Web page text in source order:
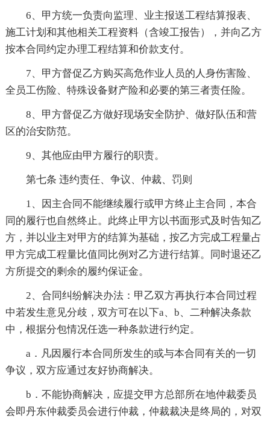
6、甲方统一负责向监理、业主报送工程结算报表、
施工计划和其他相关工程资料（含竣工报告），并向乙方
按本合同约定办理工程结算和价款支付。
7、甲方督促乙方购买高危作业人员的人身伤害险、
全员工伤险、特殊设备财产险和必要的第三者责任险。
8、甲方督促乙方做好现场安全防护、做好队伍和营
区的治安防范。
9、其他应由甲方履行的职责。
第七条 违约责任、争议、仲裁、罚则
1、因主合同不能继续履行或甲方终止主合同，本合
同的履行也自然终止。此终止甲方以书面形式及时告知乙
方，并以业主对甲方的结算为基础，按乙方完成工程量占
甲方完成工程量比值同比例对乙方进行结算。同时退还乙
方所提交的剩余的履约保证金。
2、合同纠纷解决办法：甲乙双方再执行本合同过程
中若发生意见分歧，双方可在以下a、b、二种解决条款
中，根据分包情况任选一种条款进行约定。
a．凡因履行本合同所发生的或与本合同有关的一切
争议，双方应通过友好协商解决。
b．不能协商解决，应提交甲方总部所在地仲裁委员
会即丹东仲裁委员会进行仲裁，仲裁裁决是终局的，对双